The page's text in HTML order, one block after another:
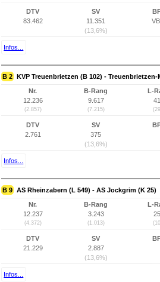
DTV
83.462
SV
11.351
(13,6%)
Infos...
B 2 KVP Treuenbrietzen (B 102) - Treuenbrietzen-
Nr.
12.236
(2.857)
B-Rang
9.617
(7.215)
L-
DTV
2.761
SV
375
(13,6%)
Infos...
B 9 AS Rheinzabern (L 549) - AS Jockgrim (K 25)
Nr.
12.237
(4.372)
B-Rang
3.243
(1.013)
L-
DTV
21.229
SV
2.887
(13,6%)
Infos...